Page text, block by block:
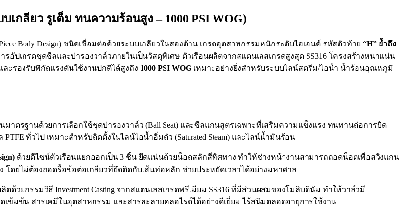
กลียว รูเต็ม ทนความร้อนสูง – 1000 PSI WOG)
Body Design) ชนิดเชื่อมต่อด้วยระบบเกลียวในสองด้าน เกรดอุตสาหกรรมหนักระดับไฮเอนด์ รหัสตัวท้าย “H” ย้ำถึง
รอัปเกรดชุดซีลและบ่ารองวาล์วภายในเป็นวัสดุพิเศษ ตัวเรือนผลิตจากสแตนเลสเกรดสูงสุด SS316 โครงสร้างหนาแน่น
ะรองรับพิกัดแรงดันใช้งานปกติได้สูงถึง 1000 PSI WOG เหมาะอย่างยิ่งสำหรับระบบไลน์สตรีม/ไอน้ำ น้ำร้อนอุณหภูมิ
มาตรฐานด้วยการเลือกใช้ชุดบ่ารองวาล์ว (Ball Seat) และซีลแกนสูตรเฉพาะที่เสริมความแข็งแรง ทนทานต่อการบิด
ทั่วไป เหมาะสำหรับติดตั้งในไลน์ไอน้ำอิ่มตัว (Saturated Steam) และไลน์น้ำมันร้อน
ด้วยดีไซน์ตัวเรือนแยกออกเป็น 3 ชิ้น ยึดแน่นด้วยน็อตสลักสี่ทิศทาง ทำให้ช่างหน้างานสามารถถอดน็อตเพื่อสวิงแกน
ดยไม่ต้องถอดรื้อข้อต่อเกลียวที่ยึดติดกับเส้นท่อหลัก ช่วยประหยัดเวลาได้อย่างมหาศาล
ลิตด้วยกรรมวิธี Investment Casting จากสแตนเลสเกรดพรีเมียม SS316 ที่มีส่วนผสมของโมลิบดีนัม ทำให้วาล์วมี
เข้มข้น สารเคมีในอุตสาหกรรม และสารละลายคลอไรด์ได้อย่างดีเยี่ยม ไร้สนิมตลอดอายุการใช้งาน